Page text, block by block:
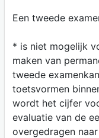
Een tweede
* is niet mogelijk
maken van
tweede
toetsvormen
wordt het cijfer
evaluatie van de
overgedragen